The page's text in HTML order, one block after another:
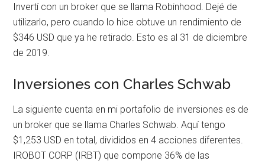
Invertí con un broker que se llama Robinhood. Dejé de
utilizarlo, pero cuando lo hice obtuve un rendimiento de
$346 USD que ya he retirado. Esto es al 31 de diciembre
de 2019.
Inversiones con Charles Schwab
La siguiente cuenta en mi portafolio de inversiones es de
un broker que se llama Charles Schwab. Aquí tengo
$1,253 USD en total, divididos en 4 acciones diferentes.
IROBOT CORP (IRBT) que compone 36% de las